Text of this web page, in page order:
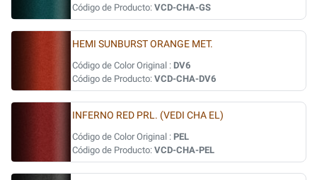
Código de Producto: VCD-CHA-GS
HEMI SUNBURST ORANGE MET.
Código de Color Original : DV6
Código de Producto: VCD-CHA-DV6
INFERNO RED PRL. (VEDI CHA EL)
Código de Color Original : PEL
Código de Producto: VCD-CHA-PEL